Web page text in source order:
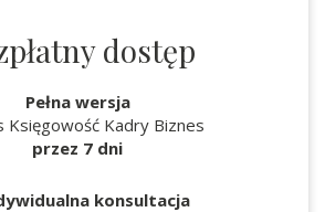
dostęp
Pełna wersja
Księgowość Kadry Biznes
przez 7 dni
konsultacja